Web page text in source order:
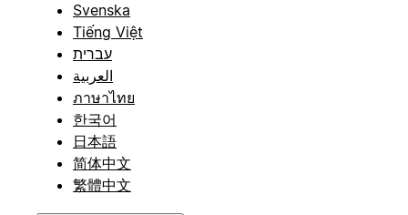
Svenska
Tiếng Việt
עברית
العربية
ภาษาไทย
한국어
日本語
简体中文
繁體中文